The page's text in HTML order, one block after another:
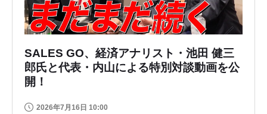
SALES GO、経済アナリスト・池田 健三
郎氏と代表・内山による特別対談動画を公
開！
2026年7月16日 10:00